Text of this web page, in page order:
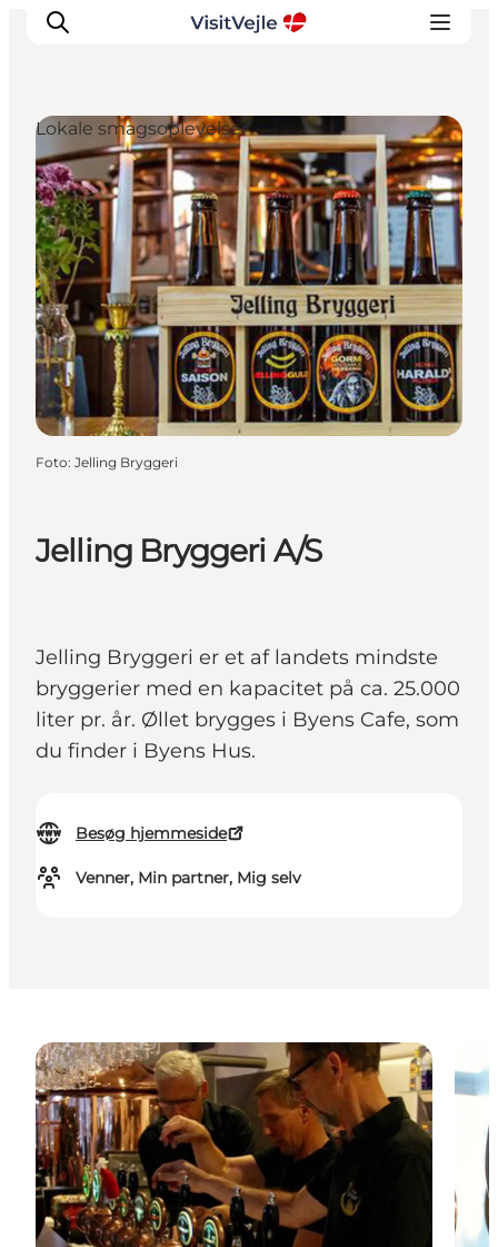
Oplevelser
Det sker
Planlæg dit besøg
Inspiration
Jelling Bryggeri A/S
Jelling Bryggeri er et af landets mindste
bryggerier med en kapacitet på ca. 25.000
liter pr. år. Øllet brygges i Byens Cafe, som
du finder i Byens Hus.
Besøg hjemmeside
Venner, Min partner, Mig selv
Lokale smagsoplevelser
Foto: Jelling Bryggeri